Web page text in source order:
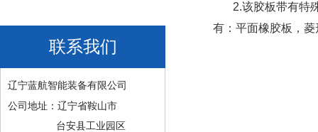
联系我们
辽宁蓝航智能装备有限公司
公司地址：辽宁省鞍山市
台安县工业园区
2.该胶板带有特殊
有：平面橡胶板，